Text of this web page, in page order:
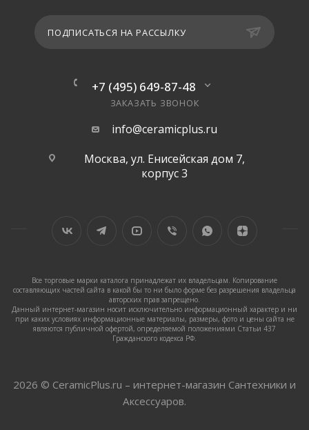
ПОДПИСАТЬСЯ НА РАССЫЛКУ
+7 (495) 649-87-48
ЗАКАЗАТЬ ЗВОНОК
info@ceramicplus.ru
Москва, ул. Енисейская дом 7,
корпус 3
Все торговые марки каталога принадлежат их владельцам. Копирование
составляющих частей сайта в какой бы то ни было форме без разрешения владельца
авторских прав запрещено.
Данный интернет-магазин носит исключительно информационный характер и ни
при каких условиях информационные материалы, размеры, фото и цены сайта не
являются публичной офертой, определяемой положениями Статьи 437
Гражданского кодекса РФ.
2026 © CeramicPlus.ru – интернет-магазин Сантехники и
Аксессуаров.